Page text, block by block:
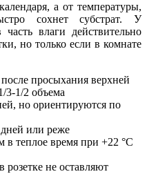
а от температуры,
сохнет субстрат. У
влаги действительно
но только если в комнате
после просыхания верхней
3-1/2 объема
но ориентируются по
или реже
в теплое время при +22 °C
розетке не оставляют